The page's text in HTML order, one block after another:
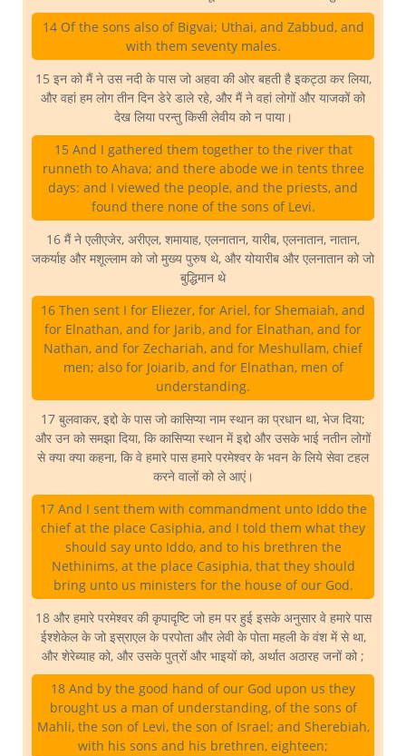
14 Of the sons also of Bigvai; Uthai, and Zabbud, and
with them seventy males.
15 इन को मैं ने उस नदी के पास जो अहवा की ओर बहती है इकट्ठा कर लिया,
और वहां हम लोग तीन दिन डेरे डाले रहे, और मैं ने वहां लोगों और याजकों को
देख लिया परन्तु किसी लेवीय को न पाया।
15 And I gathered them together to the river that
runneth to Ahava; and there abode we in tents three
days: and I viewed the people, and the priests, and
found there none of the sons of Levi.
16 मैं ने एलीएजेर, अरीएल, शमायाह, एलनातान, यारीब, एलनातान, नातान,
जकर्याह और मशूल्लाम को जो मुख्य पुरुष थे, और योयारीब और एलनातान को जो
बुद्धिमान थे
16 Then sent I for Eliezer, for Ariel, for Shemaiah, and
for Elnathan, and for Jarib, and for Elnathan, and for
Nathan, and for Zechariah, and for Meshullam, chief
men; also for Joiarib, and for Elnathan, men of
understanding.
17 बुलवाकर, इद्दो के पास जो कासिप्या नाम स्थान का प्रधान था, भेज दिया;
और उन को समझा दिया, कि कासिप्या स्थान में इद्दो और उसके भाई नतीन लोगों
से क्या क्या कहना, कि वे हमारे पास हमारे परमेश्वर के भवन के लिये सेवा टहल
करने वालों को ले आएं।
17 And I sent them with commandment unto Iddo the
chief at the place Casiphia, and I told them what they
should say unto Iddo, and to his brethren the
Nethinims, at the place Casiphia, that they should
bring unto us ministers for the house of our God.
18 और हमारे परमेश्वर की कृपादृष्टि जो हम पर हुई इसके अनुसार वे हमारे पास
ईश्शेकेल के जो इस्राएल के परपोता और लेवी के पोता महली के वंश में से था,
और शेरेब्याह को, और उसके पुत्रों और भाइयों को, अर्थात अठारह जनों को ;
18 And by the good hand of our God upon us they
brought us a man of understanding, of the sons of
Mahli, the son of Levi, the son of Israel; and Sherebiah,
with his sons and his brethren, eighteen;